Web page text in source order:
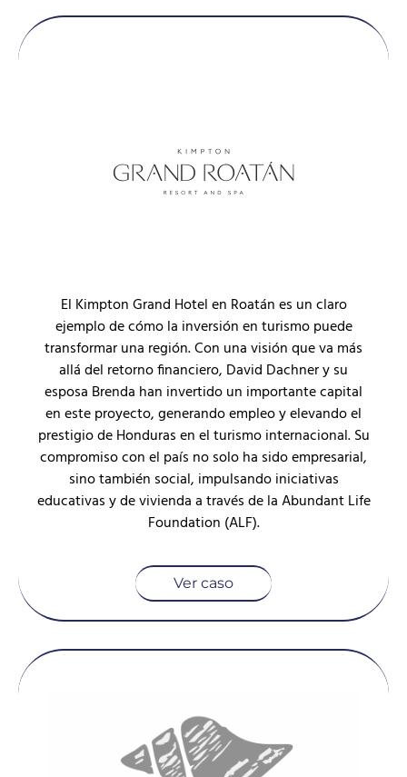
El Kimpton Grand Hotel en Roatán es un claro
ejemplo de cómo la inversión en turismo puede
transformar una región. Con una visión que va más
allá del retorno financiero, David Dachner y su
esposa Brenda han invertido un importante capital
en este proyecto, generando empleo y elevando el
prestigio de Honduras en el turismo internacional. Su
compromiso con el país no solo ha sido empresarial,
sino también social, impulsando iniciativas
educativas y de vivienda a través de la Abundant Life
Foundation (ALF).
Ver caso